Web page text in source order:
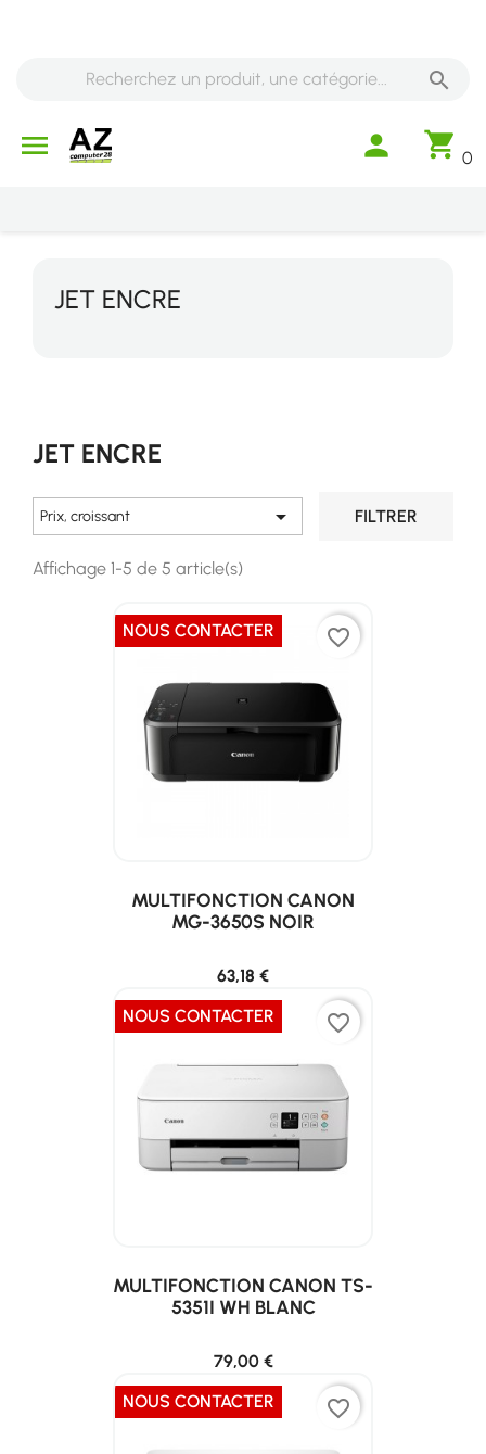

 shopping_cart 0
person
JET ENCRE
JET ENCRE
Prix, croissant  FILTRER
Affichage 1-5 de 5 article(s)
NOUS CONTACTER favorite_border
MULTIFONCTION CANON
MG-3650S NOIR
63,18 €
NOUS CONTACTER
favorite_border
MULTIFONCTION CANON TS-
5351I WH BLANC
79,00 €
NOUS CONTACTER
favorite_border